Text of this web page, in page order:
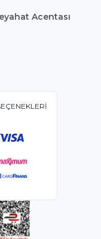
Acentası